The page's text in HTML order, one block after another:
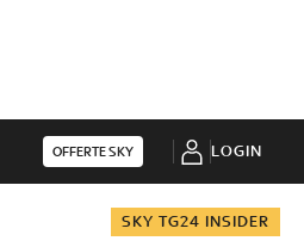
OFFERTE SKY LOGIN
SKY TG24 INSIDER